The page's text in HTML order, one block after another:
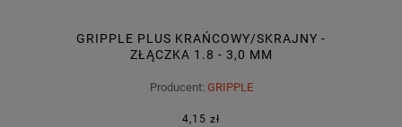
GRIPPLE PLUS KRAŃCOWY/SKRAJNY -
ZŁĄCZKA 1.8 - 3,0 MM
Producent: GRIPPLE
4,15 zł